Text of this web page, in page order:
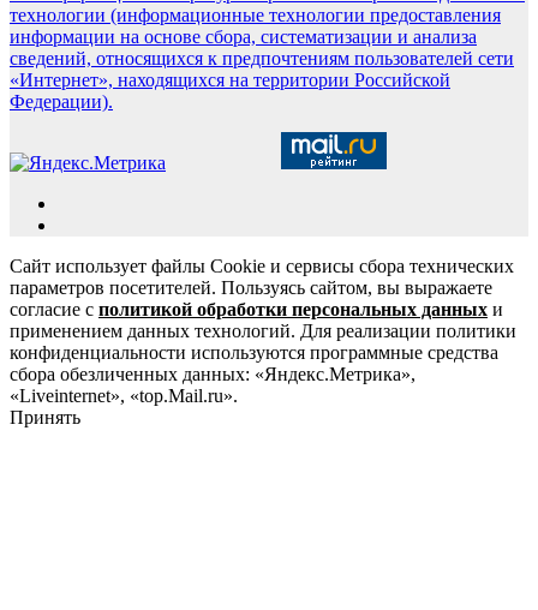
технологии (информационные технологии предоставления
информации на основе сбора, систематизации и анализа
сведений, относящихся к предпочтениям пользователей сети
«Интернет», находящихся на территории Российской
Федерации).
Сайт использует файлы Cookie и сервисы сбора технических
параметров посетителей. Пользуясь сайтом, вы выражаете
согласие с политикой обработки персональных данных и
применением данных технологий. Для реализации политики
конфиденциальности используются программные средства
сбора обезличенных данных: «Яндекс.Метрика»,
«Liveinternet», «top.Mail.ru».
Принять